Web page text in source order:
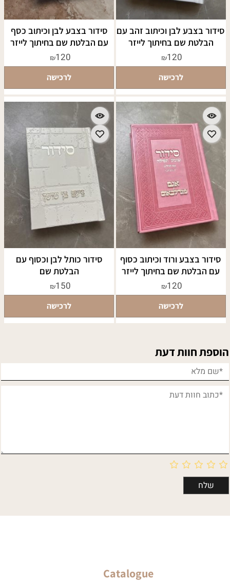
סידור בצבע לבן וכיתוב זהב עם
הבלטת שם בחיתוך לייזר
₪120
לרכישה
סידור בצבע לבן וכיתוב כסף
עם הבלטת שם בחיתוך לייזר
₪120
לרכישה
סידור בצבע ורוד וכיתוב כסוף
עם הבלטת שם בחיתוך לייזר
₪120
לרכישה
סידור כותל לבן וכסוף עם
הבלטת שם
₪150
לרכישה
הוספת חוות דעת
Catalogue